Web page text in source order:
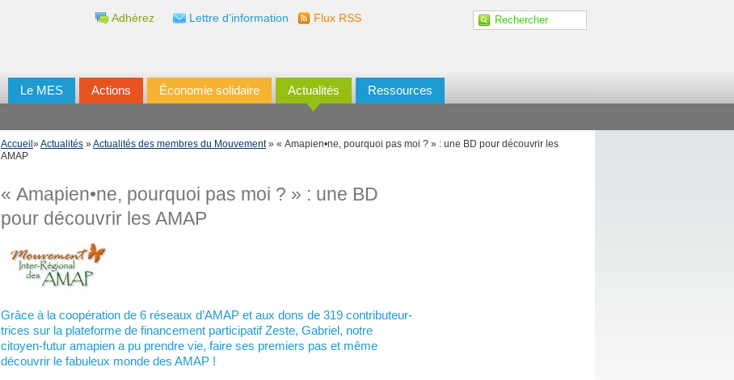
Le MES Actions Économie solidaire Actualités Ressources
Lettre d’information
Adhérez Flux RSS
Accueil »Actualités »Actualités des membres du Mouvement» « Amapien•ne, pourquoi pas moi ? » : une BD pour découvrir les
AMAP
« Amapien•ne, pourquoi pas moi ? » : une BD
pour découvrir les AMAP
Grâce à la coopération de 6 réseaux d’AMAP et aux dons de 319 contributeur-
trices sur la plateforme de financement participatif Zeste, Gabriel, notre
citoyen-futur amapien a pu prendre vie, faire ses premiers pas et même
découvrir le fabuleux monde des AMAP !